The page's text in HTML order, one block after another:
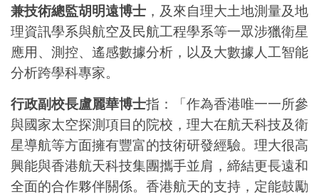
兼技術總監胡明遠博士 ，及來自理大土地測量及地
理資訊學系與航空及民航工程學系等一眾涉獵衛星
應用、測控、遙感數據分析，以及大數據人工智能
分析跨學科專家。
行政副校長盧麗華博士指：「作為香港唯一一所參
與國家太空探測項目的院校，理大在航天科技及衛
星導航等方面擁有豐富的技術研發經驗。理大很高
興能與香港航天科技集團攜手並肩，締結更長遠和
全面的合作夥伴關係。香港航天的支持，定能鼓勵